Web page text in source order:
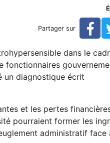
de
Partager sur
dans le
fonctionnaires
un diagnostique écrit
et les pertes
pourraient former les
administratif face